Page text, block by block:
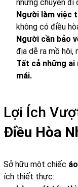
những chuyến đi
Người làm việc
không có điều
Người cần bảo
địa dễ ra mồ hôi,
Tất cả những
mái.
Lợi Ích
Điều Hòa
Sở hữu một chiếc
ích thiết thực: